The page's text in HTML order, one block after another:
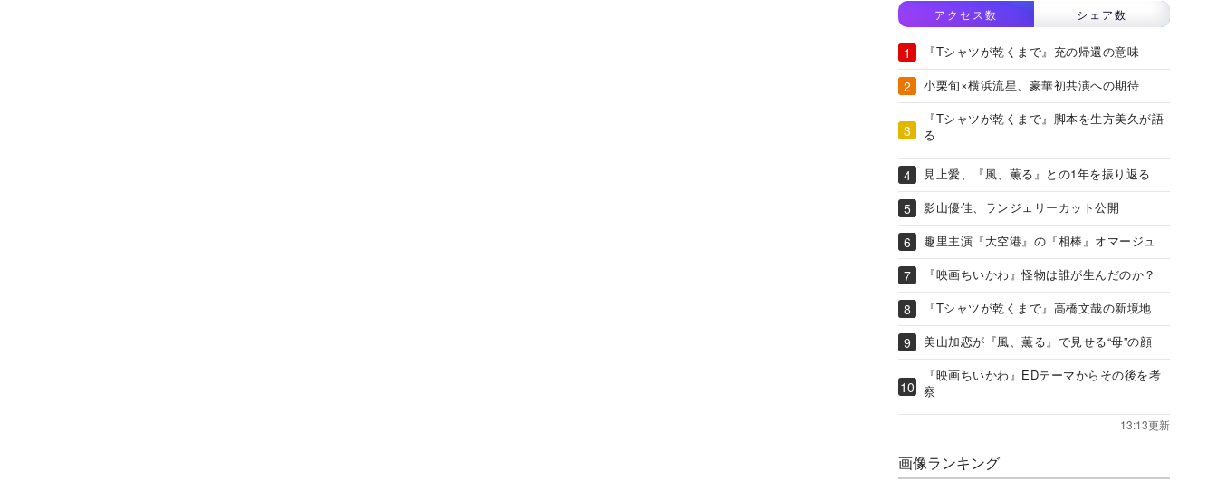
アクセス数 シェア数
『Tシャツが乾くまで』充の帰還の意味
小栗旬×横浜流星、豪華初共演への期待
『Tシャツが乾くまで』脚本を生方美久が語
る
見上愛、『風、薫る』との1年を振り返る
影山優佳、ランジェリーカット公開
趣里主演『大空港』の『相棒』オマージュ
『映画ちいかわ』怪物は誰が生んだのか？
『Tシャツが乾くまで』高橋文哉の新境地
美山加恋が『風、薫る』で見せる“母”の顔
『映画ちいかわ』EDテーマからその後を考
察
13:13更新
画像ランキング